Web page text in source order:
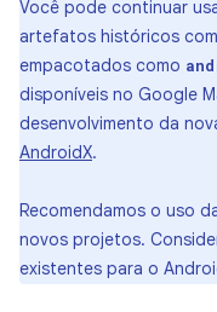
Você pode continuar
artefatos históricos
empacotados como
disponíveis no Google
desenvolvimento da
AndroidX.
Recomendamos o uso
novos projetos.
existentes para o